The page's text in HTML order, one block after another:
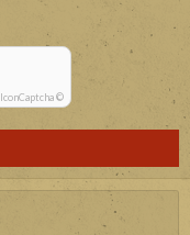
IconCaptcha ©